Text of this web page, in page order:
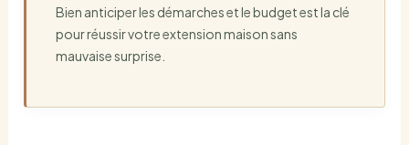
Bien anticiper les démarches et le budget est la clé
pour réussir votre extension maison sans
mauvaise surprise.